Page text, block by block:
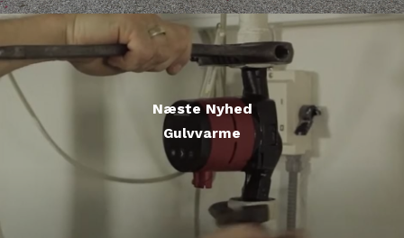
Næste Nyhed
Gulvvarme